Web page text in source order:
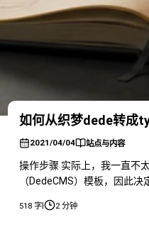
如何从织梦dede转成
2021/04/04 站点与内容
操作步骤 实际上，我一直不
（DedeCMS）模板，因此
梦的模板大多适用于企业站
Typecho那样好看的模板。
518 字| 2 分钟